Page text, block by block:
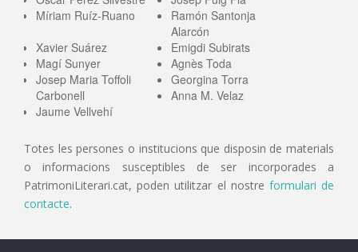
Míriam Ruíz-Ruano
Ramón Santonja
Alarcón
Xavier Suárez
Emigdi Subirats
Magí Sunyer
Agnès Toda
Josep Maria Toffoli
Carbonell
Georgina Torra
Anna M. Velaz
Jaume Vellvehí
Totes les persones o institucions que disposin de materials
o informacions susceptibles de ser incorporades a
PatrimoniLiterari.cat, poden utilitzar el nostre formulari de
contacte.